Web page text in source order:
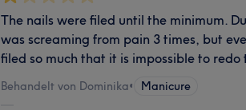
The nails were filed until the minimum.
was screaming from pain 3 times, but
filed so much that it is impossible to redo
Behandelt von Dominika• Manicure